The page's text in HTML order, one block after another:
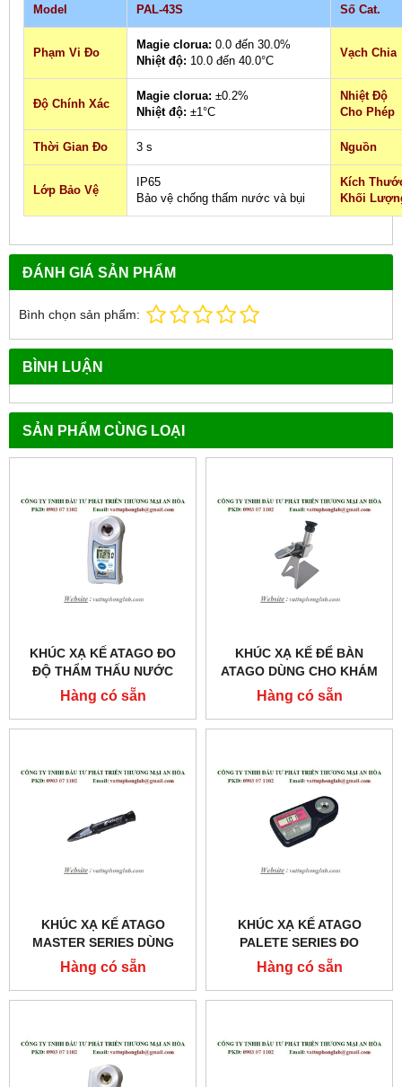
Model PAL-43S Số Cat.
Phạm Vi Đo
Magie clorua: 0.0 đến 30.0%
Nhiệt độ: 10.0 đến 40.0°C
Vạch Chia
Độ Chính Xác
Magie clorua: ±0.2%
Nhiệt độ: ±1°C
Nhiệt Độ
Cho Phép
Thời Gian Đo 3 s Nguồn
Lớp Bảo Vệ
IP65
Bảo vệ chống thấm nước và bụi
Kích
Khối
ĐÁNH GIÁ SẢN PHẨM
Bình chọn sản phẩm:
BÌNH LUẬN
SẢN PHẨM CÙNG LOẠI
KHÚC XẠ KẾ ATAGO ĐO
ĐỘ THẨM THẤU NƯỚC
TIỂU MODEL:PAL-MOSM
Hàng có sẵn
KHÚC XẠ KẾ ĐỂ BÀN
ATAGO DÙNG CHO KHÁM
VÀ CHỮA BỆNH
MODEL:T3-NE
Hàng có sẵn
KHÚC XẠ KẾ ATAGO
MASTER SERIES DÙNG
CHO KHÁM VÀ CHỮA
BỆNH MODEL:MASTER-
SUR/NM
Hàng có sẵn
KHÚC XẠ KẾ ATAGO
PALETE SERIES ĐO
TRỌNG LƯỢNG RIÊNG
NƯỚC TIỂU MODEL:UG-Α
Hàng có sẵn